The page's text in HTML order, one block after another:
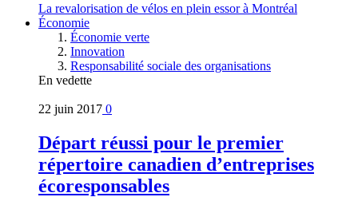
La revalorisation de vélos en plein essor à Montréal
Économie
Économie verte
Innovation
Responsabilité sociale des organisations
En vedette
22 juin 2017 0
Départ réussi pour le premier
répertoire canadien d’entreprises
écoresponsables